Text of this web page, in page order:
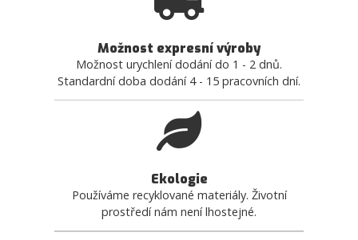
Možnost expresní výroby
Možnost urychlení dodání do 1 - 2 dnů.
Standardní doba dodání 4 - 15 pracovních dní.
Ekologie
Používáme recyklované materiály. Životní
prostředí nám není lhostejné.